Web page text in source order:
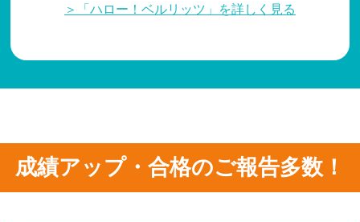
＞「ハロー！ベルリッツ」を詳しく見る
成績アップ・合格のご報告多数！